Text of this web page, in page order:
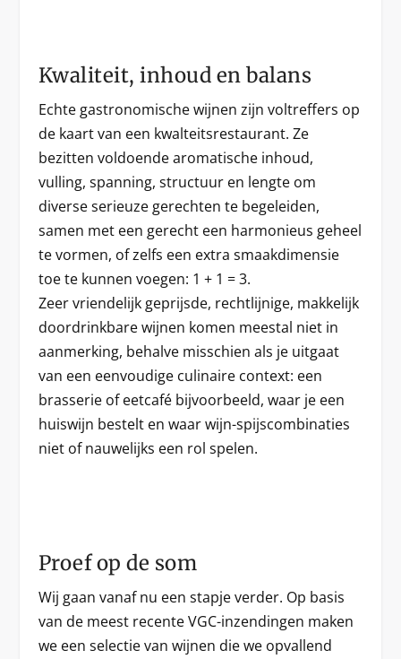
Kwaliteit, inhoud en balans
Echte gastronomische wijnen zijn voltreffers op
de kaart van een kwalteitsrestaurant. Ze
bezitten voldoende aromatische inhoud,
vulling, spanning, structuur en lengte om
diverse serieuze gerechten te begeleiden,
samen met een gerecht een harmonieus geheel
te vormen, of zelfs een extra smaakdimensie
toe te kunnen voegen: 1 + 1 = 3.
Zeer vriendelijk geprijsde, rechtlijnige, makkelijk
doordrinkbare wijnen komen meestal niet in
aanmerking, behalve misschien als je uitgaat
van een eenvoudige culinaire context: een
brasserie of eetcafé bijvoorbeeld, waar je een
huiswijn bestelt en waar wijn-spijscombinaties
niet of nauwelijks een rol spelen.
Proef op de som
Wij gaan vanaf nu een stapje verder. Op basis
van de meest recente VGC-inzendingen maken
we een selectie van wijnen die we opvallend